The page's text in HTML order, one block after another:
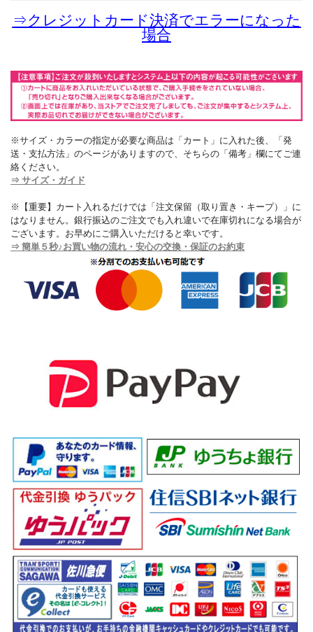
⇒クレジットカード決済でエラーになった
場合
※サイズ・カラーの指定が必要な商品は「カート」に入れた後、「発
送・支払方法」のページがありますので、そちらの「備考」欄にてご連
絡ください。
⇒ サイズ・ガイド
※【重要】カート入れるだけでは「注文保留（取り置き・キープ）」に
はなりません。銀行振込のご注文でも入れ違いで在庫切れになる場合が
ございます。お早めにご購入いただけると幸いです。
⇒ 簡単５秒♪お買い物の流れ・安心の交換・保証のお約束